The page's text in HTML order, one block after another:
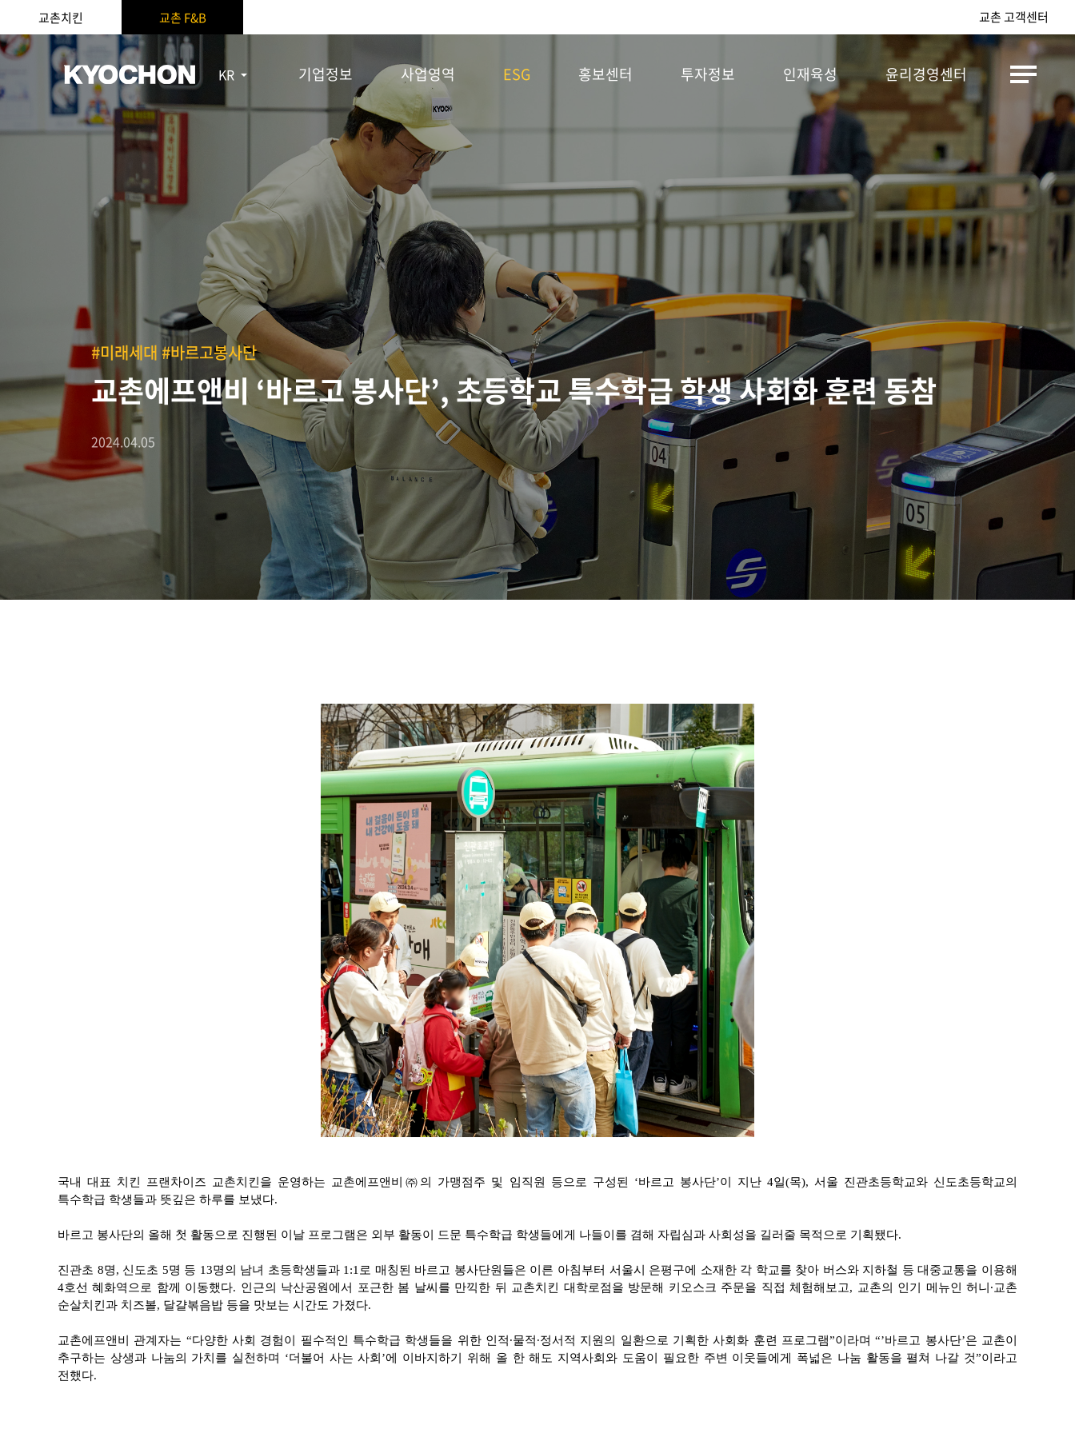
교촌치킨 교촌 F&B 교촌 고객센터
KR 기업정보 사업영역 ESG 홍보센터 투자정보 인재육성 윤리경영센터
#미래세대 #바르고봉사단
교촌에프앤비 ‘바르고 봉사단’, 초등학교 특수학급 학생 사회화 훈련 동참
2024.04.05
국내 대표 치킨 프랜차이즈 교촌치킨을 운영하는 교촌에프앤비㈜의 가맹점주 및 임직원 등으로 구성된 ‘바르고 봉사단’이 지난 4일(목), 서울 진관초등학교와 신도초등학교의
특수학급 학생들과 뜻깊은 하루를 보냈다.
바르고 봉사단의 올해 첫 활동으로 진행된 이날 프로그램은 외부 활동이 드문 특수학급 학생들에게 나들이를 겸해 자립심과 사회성을 길러줄 목적으로 기획됐다.
진관초 8명, 신도초 5명 등 13명의 남녀 초등학생들과 1:1로 매칭된 바르고 봉사단원들은 이른 아침부터 서울시 은평구에 소재한 각 학교를 찾아 버스와 지하철 등 대중교통을 이용해
4호선 혜화역으로 함께 이동했다. 인근의 낙산공원에서 포근한 봄 날씨를 만끽한 뒤 교촌치킨 대학로점을 방문해 키오스크 주문을 직접 체험해보고, 교촌의 인기 메뉴인 허니∙교촌
순살치킨과 치즈볼, 달걀볶음밥 등을 맛보는 시간도 가졌다.
교촌에프앤비 관계자는 “다양한 사회 경험이 필수적인 특수학급 학생들을 위한 인적∙물적∙정서적 지원의 일환으로 기획한 사회화 훈련 프로그램”이라며 “’바르고 봉사단’은 교촌이
추구하는 상생과 나눔의 가치를 실천하며 ‘더불어 사는 사회’에 이바지하기 위해 올 한 해도 지역사회와 도움이 필요한 주변 이웃들에게 폭넓은 나눔 활동을 펼쳐 나갈 것”이라고
전했다.